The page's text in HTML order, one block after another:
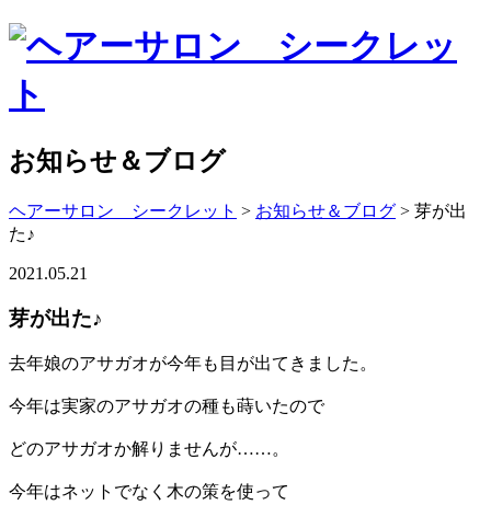
お知らせ＆ブログ
ヘアーサロン シークレット > お知らせ＆ブログ > 芽が出
た♪
2021.05.21
芽が出た♪
去年娘のアサガオが今年も目が出てきました。
今年は実家のアサガオの種も蒔いたので
どのアサガオか解りませんが……。
今年はネットでなく木の策を使って